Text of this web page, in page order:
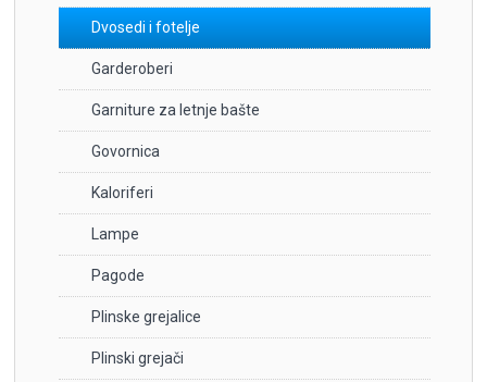
Dvosedi i fotelje
Garderoberi
Garniture za letnje bašte
Govornica
Kaloriferi
Lampe
Pagode
Plinske grejalice
Plinski grejači